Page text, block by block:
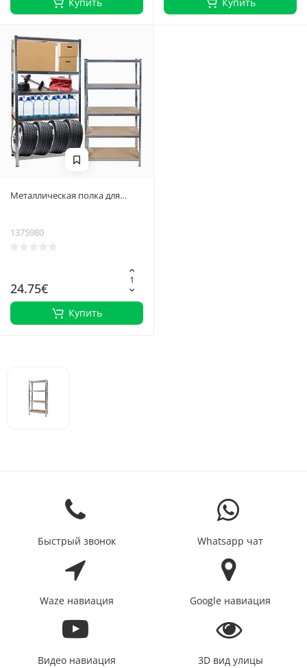
Купить Купить
Металлическая полка для
1375980
24.75€
Купить
Быстрый звонок Whatsapp чат
Waze навиация Google навиация
Видео навиация 3D вид улицы